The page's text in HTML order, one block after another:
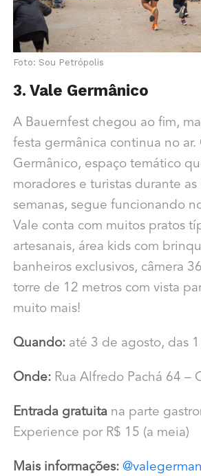
Foto: Sou Petrópolis
3. Vale Germânico
A Bauernfest chegou ao fim,
festa germânica continua no ar.
Germânico, espaço temático
moradores e turistas durante as
semanas, segue funcionando
Vale conta com muitos pratos
artesanais, área kids com
banheiros exclusivos, câmera
torre de 12 metros com vista
muito mais!
Quando: até 3 de agosto, das
Onde:Rua Alfredo Pachá 64 –
Entrada gratuita na parte
Experience por R$ 15 (a meia)
Mais informações: